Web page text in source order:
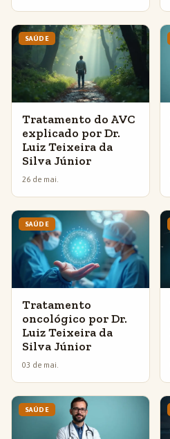
SAÚDE
Tratamento do AVC
explicado por Dr.
Luiz Teixeira da
Silva Júnior
26 de mai.
SAÚDE
Tratamento
oncológico por Dr.
Luiz Teixeira da
Silva Júnior
03 de mai.
SAÚDE